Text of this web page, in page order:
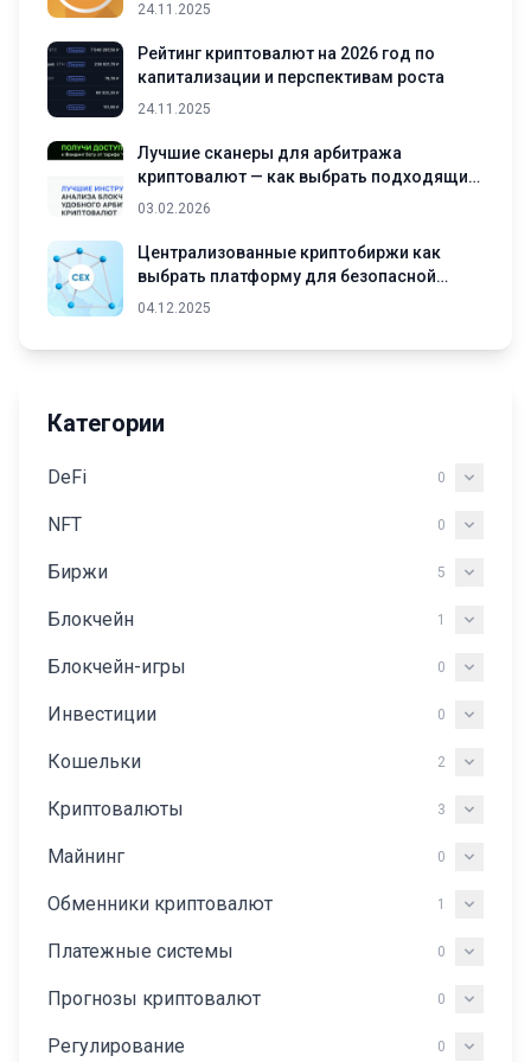
24.11.2025
Рейтинг криптовалют на 2026 год по
капитализации и перспективам роста
24.11.2025
Лучшие сканеры для арбитража
криптовалют — как выбрать подходящий
инструмент
03.02.2026
Централизованные криптобиржи как
выбрать платформу для безопасной
торговли криптовалютами
04.12.2025
Категории
DeFi 0
NFT 0
Биржи 5
Блокчейн 1
Блокчейн-игры 0
Инвестиции 0
Кошельки 2
Криптовалюты 3
Майнинг 0
Обменники криптовалют 1
Платежные системы 0
Прогнозы криптовалют 0
Регулирование 0